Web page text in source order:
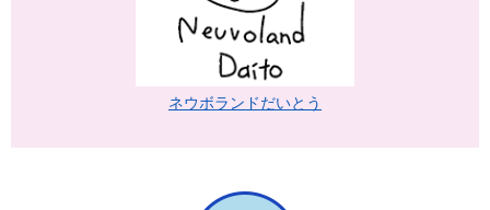
ネウボランドだいとう